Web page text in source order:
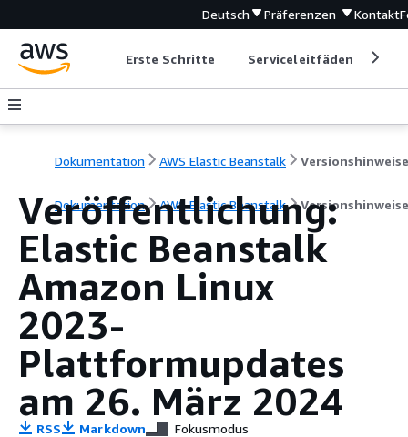
Deutsch Präferenzen Kontakt
Erste Schritte Serviceleitfäden
Dokumentation AWS Elastic Beanstalk Versionshinweise
Dokumentation AWS Elastic Beanstalk Versionshinweise
Veröffentlichung:
Elastic Beanstalk
Amazon Linux
2023-
Plattformupdates
am 26. März 2024
RSS Markdown Fokusmodus